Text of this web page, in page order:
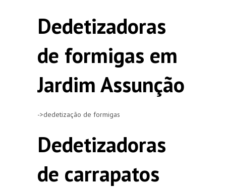
Dedetizadoras
de formigas em
Jardim Assunção
->dedetização de formigas
Dedetizadoras
de carrapatos